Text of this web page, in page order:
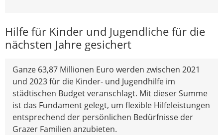
Hilfe für Kinder und Jugendliche für die
nächsten Jahre gesichert
Ganze 63,87 Millionen Euro werden zwischen 2021
und 2023 für die Kinder- und Jugendhilfe im
städtischen Budget veranschlagt. Mit dieser Summe
ist das Fundament gelegt, um flexible Hilfeleistungen
entsprechend der persönlichen Bedürfnisse der
Grazer Familien anzubieten.